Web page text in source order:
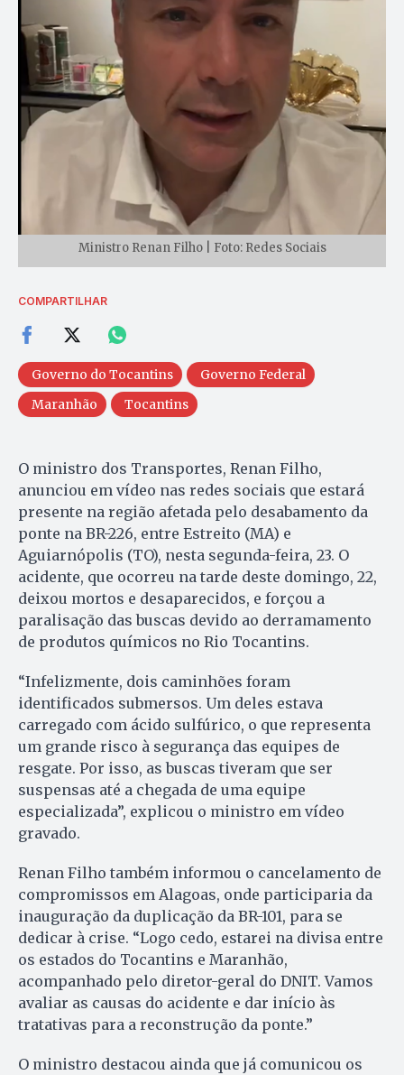
Ministro Renan Filho | Foto: Redes Sociais
COMPARTILHAR
Governo do Tocantins
Governo Federal
Maranhão
Tocantins
O ministro dos Transportes, Renan Filho,
anunciou em vídeo nas redes sociais que estará
presente na região afetada pelo desabamento da
ponte na BR-226, entre Estreito (MA) e
Aguiarnópolis (TO), nesta segunda-feira, 23. O
acidente, que ocorreu na tarde deste domingo, 22,
deixou mortos e desaparecidos, e forçou a
paralisação das buscas devido ao derramamento
de produtos químicos no Rio Tocantins.
“Infelizmente, dois caminhões foram
identificados submersos. Um deles estava
carregado com ácido sulfúrico, o que representa
um grande risco à segurança das equipes de
resgate. Por isso, as buscas tiveram que ser
suspensas até a chegada de uma equipe
especializada”, explicou o ministro em vídeo
gravado.
Renan Filho também informou o cancelamento de
compromissos em Alagoas, onde participaria da
inauguração da duplicação da BR-101, para se
dedicar à crise. “Logo cedo, estarei na divisa entre
os estados do Tocantins e Maranhão,
acompanhado pelo diretor-geral do DNIT. Vamos
avaliar as causas do acidente e dar início às
tratativas para a reconstrução da ponte.”
O ministro destacou ainda que já comunicou os